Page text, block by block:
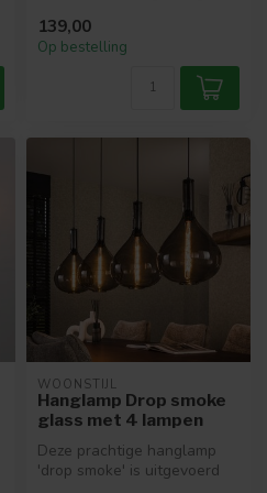
een...
139,00
Op bestelling
WOONSTIJL
Hanglamp Drop smoke
glass met 4 lampen
Deze prachtige hanglamp
'drop smoke' is uitgevoerd